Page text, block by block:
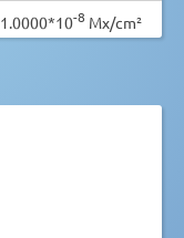
1.0000*10-8 Mx/cm²